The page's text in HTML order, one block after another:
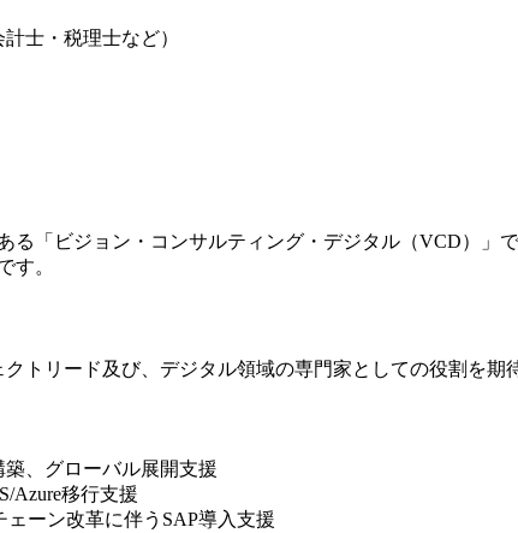
士・税理士など）
る「ビジョン・コンサルティング・デジタル（VCD）
す。
トリード及び、デジタル領域の専門家としての役割を期
、グローバル展開支援
Azure移行支援
ーン改革に伴うSAP導入支援